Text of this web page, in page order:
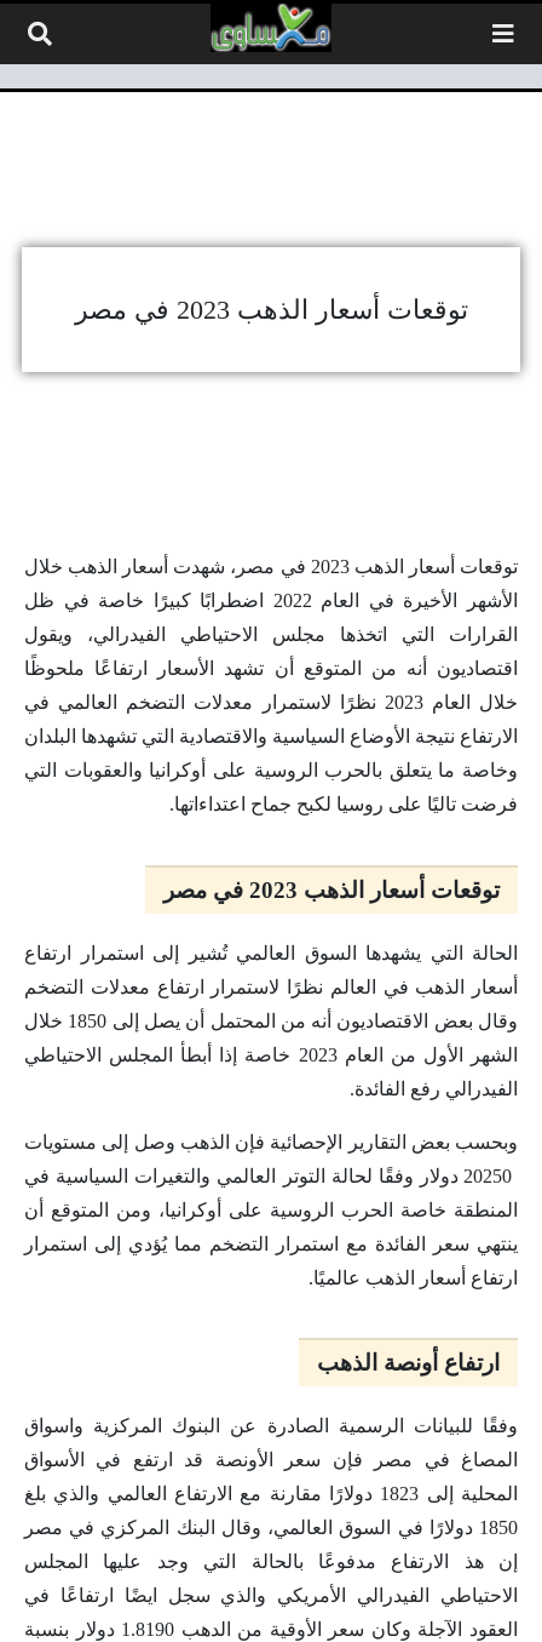
توقعات أسعار الذهب 2023 في مصر
توقعات أسعار الذهب 2023 في مصر، شهدت أسعار الذهب خلال
الأشهر الأخيرة في العام 2022 اضطرابًا كبيرًا خاصة في ظل
القرارات التي اتخذها مجلس الاحتياطي الفيدرالي، ويقول
اقتصاديون أنه من المتوقع أن تشهد الأسعار ارتفاعًا ملحوظًا
خلال العام 2023 نظرًا لاستمرار معدلات التضخم العالمي في
الارتفاع نتيجة الأوضاع السياسية والاقتصادية التي تشهدها البلدان
وخاصة ما يتعلق بالحرب الروسية على أوكرانيا والعقوبات التي
فرضت تاليًا على روسيا لكبح جماح اعتداءاتها.
توقعات أسعار الذهب 2023 في مصر
الحالة التي يشهدها السوق العالمي تُشير إلى استمرار ارتفاع
أسعار الذهب في العالم نظرًا لاستمرار ارتفاع معدلات التضخم
وقال بعض الاقتصاديون أنه من المحتمل أن يصل إلى 1850 خلال
الشهر الأول من العام 2023 خاصة إذا أبطأ المجلس الاحتياطي
الفيدرالي رفع الفائدة.
وبحسب بعض التقارير الإحصائية فإن الذهب وصل إلى مستويات
20250 دولار وفقًا لحالة التوتر العالمي والتغيرات السياسية في
المنطقة خاصة الحرب الروسية على أوكرانيا، ومن المتوقع أن
ينتهي سعر الفائدة مع استمرار التضخم مما يُؤدي إلى استمرار
ارتفاع أسعار الذهب عالميًا.
ارتفاع أونصة الذهب
وفقًا للبيانات الرسمية الصادرة عن البنوك المركزية واسواق
المصاغ في مصر فإن سعر الأونصة قد ارتفع في الأسواق
المحلية إلى 1823 دولارًا مقارنة مع الارتفاع العالمي والذي بلغ
1850 دولارًا في السوق العالمي، وقال البنك المركزي في مصر
إن هذ الارتفاع مدفوعًا بالحالة التي وجد عليها المجلس
الاحتياطي الفيدرالي الأمريكي والذي سجل ايضًا ارتفاعًا في
العقود الآجلة وكان سعر الأوقية من الدهب 1.8190 دولار بنسبة